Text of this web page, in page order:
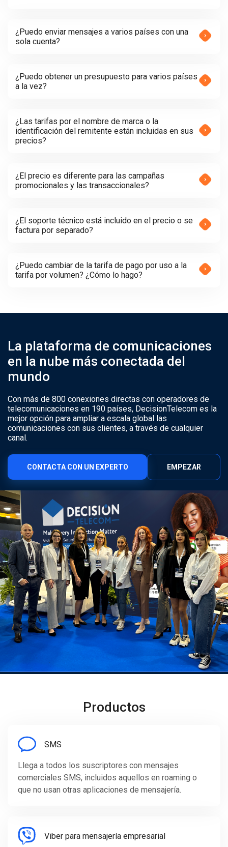
¿Puedo enviar mensajes a varios países con una
sola cuenta?
¿Puedo obtener un presupuesto para varios países
a la vez?
¿Las tarifas por el nombre de marca o la
identificación del remitente están incluidas en sus
precios?
¿El precio es diferente para las campañas
promocionales y las transaccionales?
¿El soporte técnico está incluido en el precio o se
factura por separado?
¿Puedo cambiar de la tarifa de pago por uso a la
tarifa por volumen? ¿Cómo lo hago?
La plataforma de comunicaciones
en la nube más conectada del
mundo
Con más de 800 conexiones directas con operadores de
telecomunicaciones en 190 países, DecisionTelecom es la
mejor opción para ampliar a escala global las
comunicaciones con sus clientes, a través de cualquier
canal.
CONTACTA CON UN EXPERTO EMPEZAR
Productos
SMS
Llega a todos los suscriptores con mensajes
comerciales SMS, incluidos aquellos en roaming o
que no usan otras aplicaciones de mensajería.
Viber para mensajería empresarial